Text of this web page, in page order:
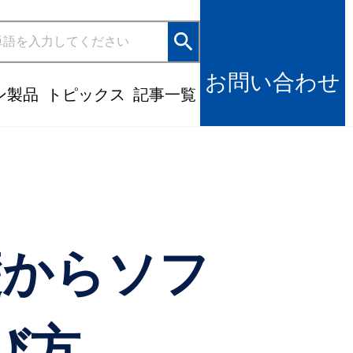
search
製品 トピックス 記事一覧
お問い合わせ
らソフ